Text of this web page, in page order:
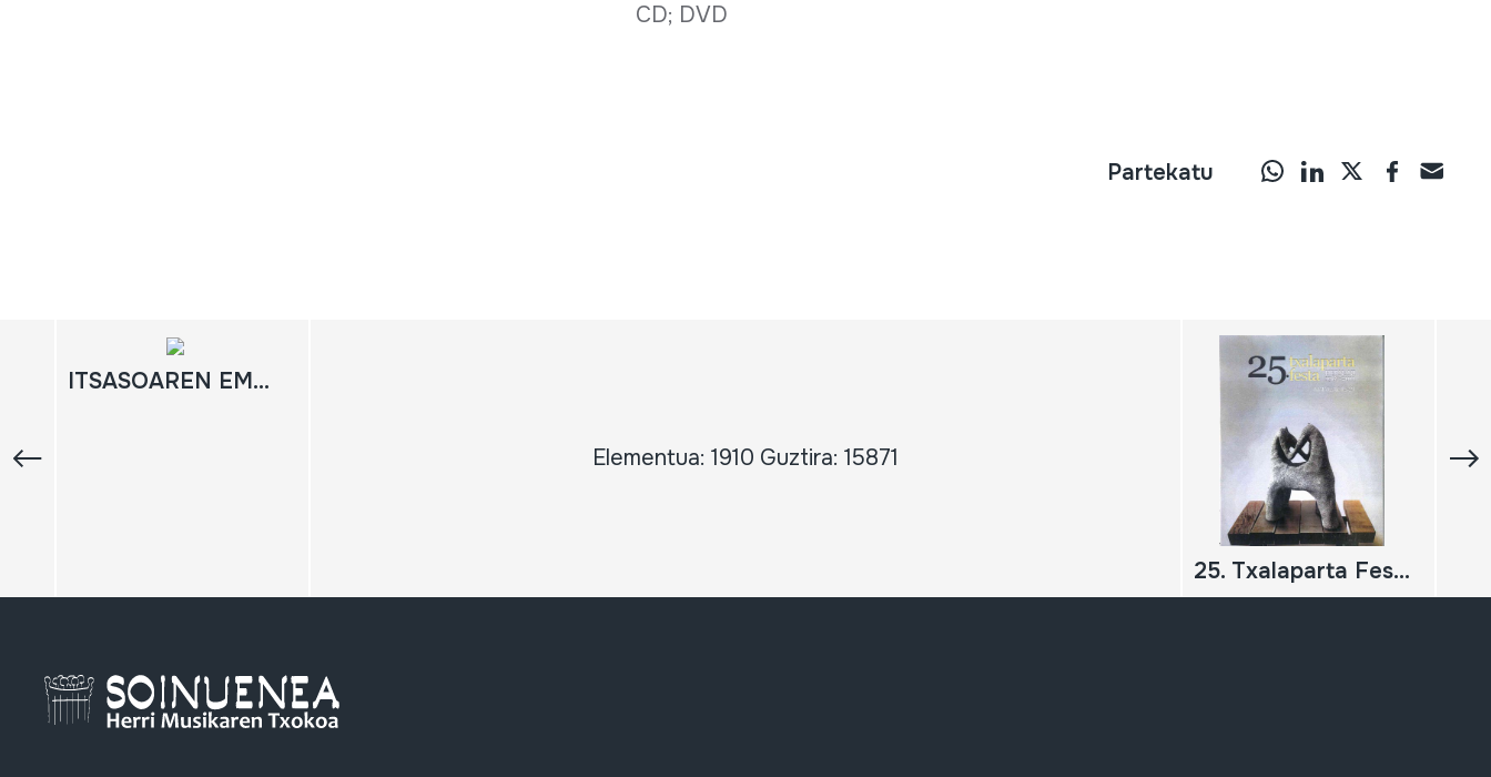
CD; DVD
Partekatu
Elementua: 1910 Guztira: 15871
ITSASOAREN EMAZTEAK
25. Txalaparta Festa. Hernani 1987-2001. Maiatzak 15-21